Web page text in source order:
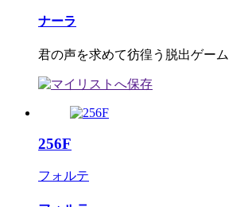
ナーラ
君の声を求めて彷徨う脱出ゲーム
256F
フォルテ